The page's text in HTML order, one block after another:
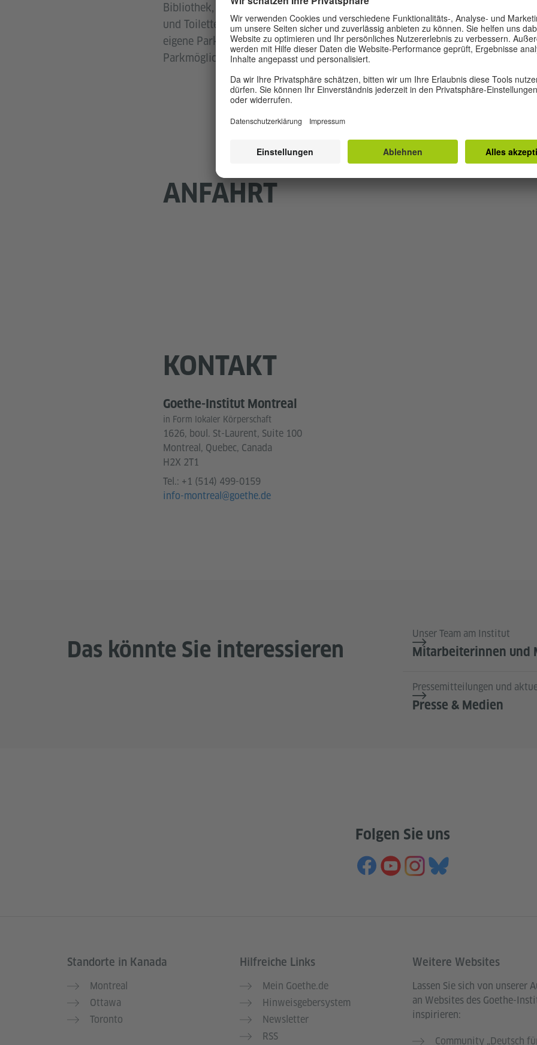
Bibliothek, in den Klassenzimmern und Toiletten. Unser Institut ist mit
und Toiletten für Menschen mit eingeschränkter Mobilität ausgestattet. Wir
eigene Parkplätze, es befinden sich aber auf den Straßen rund um das Institut
Parkmöglichkeiten.
ANFAHRT
KONTAKT
Goethe-Institut Montreal
in Form lokaler Körperschaft
1626, boul. St-Laurent, Suite 100
Montreal, Quebec, Canada
H2X 2T1
Tel.: +1 (514) 499-0159
info-montreal@goethe.de
Das könnte Sie interessieren
Unser Team am Institut
Mitarbeiterinnen und
Pressemitteilungen und
Presse & Medien
Folgen Sie uns
Service- und Informationsbereich
Standorte in Kanada
Montreal
Ottawa
Toronto
Hilfreiche Links
Mein Goethe.de
Hinweisgebersystem
Newsletter
RSS
Weitere Websites
Lassen Sie sich von unserer
an Websites des Goethe-
inspirieren:
Community „Deutsch